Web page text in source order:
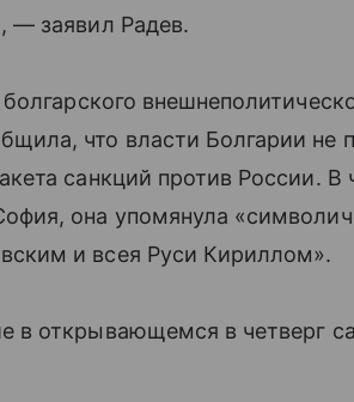
— заявил Радев.
болгарского
что власти Болгарии не
санкций против России.
она упомянула
и всея Руси Кириллом».
в открывающемся в четверг